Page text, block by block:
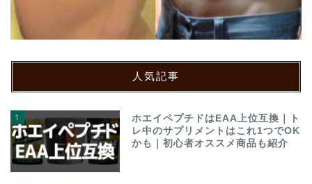
人気記事
1
ホエイペプチドはEAA上位互換｜ト
レ中のサプリメントはこれ1つでOK
かも｜初心者オススメ商品も紹介